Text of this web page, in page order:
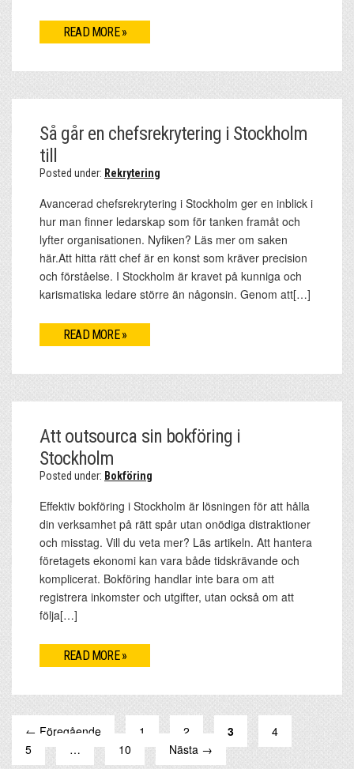
READ MORE »
Så går en chefsrekrytering i Stockholm
till
Posted under: Rekrytering
Avancerad chefsrekrytering i Stockholm ger en inblick i
hur man finner ledarskap som för tanken framåt och
lyfter organisationen. Nyfiken? Läs mer om saken
här.Att hitta rätt chef är en konst som kräver precision
och förståelse. I Stockholm är kravet på kunniga och
karismatiska ledare större än någonsin. Genom att[…]
READ MORE »
Att outsourca sin bokföring i
Stockholm
Posted under: Bokföring
Effektiv bokföring i Stockholm är lösningen för att hålla
din verksamhet på rätt spår utan onödiga distraktioner
och misstag. Vill du veta mer? Läs artikeln. Att hantera
företagets ekonomi kan vara både tidskrävande och
komplicerat. Bokföring handlar inte bara om att
registrera inkomster och utgifter, utan också om att
följa[…]
READ MORE »
← Föregående 1 2 3
4
5
… 10 Nästa →